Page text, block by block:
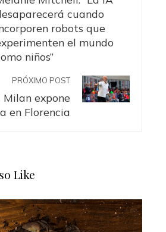
cuando
robots que
el mundo
niños”
PRÓXIMO POST
Milan expone
en Florencia
Like